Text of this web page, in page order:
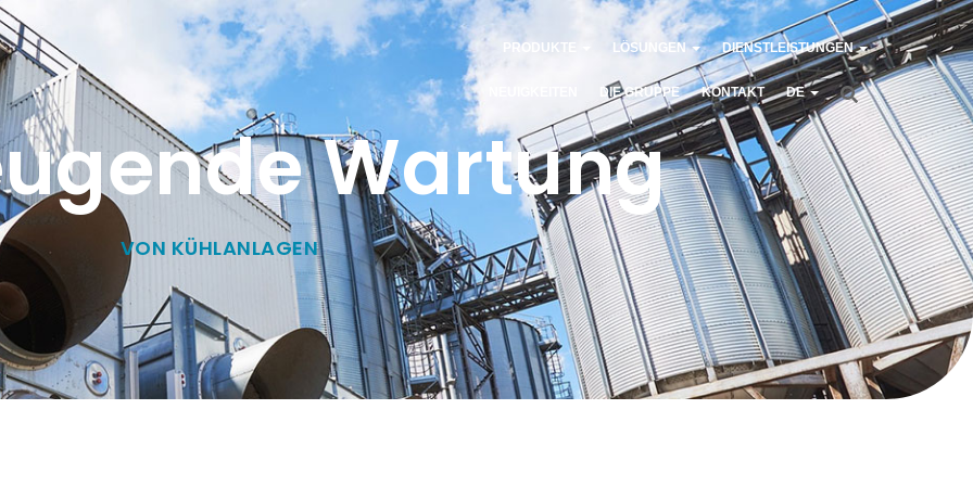
PRODUKTE LÖSUNGEN DIENSTLEISTUNGEN
DIE GRUPPE KONTAKT DE
Wartung
VON KÜHLANLAGEN